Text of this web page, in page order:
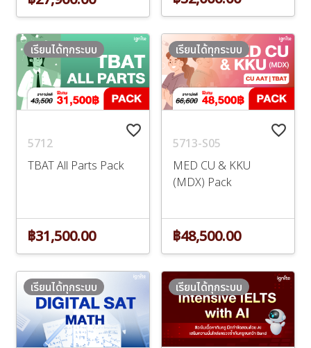
favorite_border
5712
TBAT All Parts Pack
เรียนได้ทุกระบบ
฿31,500.00
favorite_border
5713-S05
MED CU & KKU
(MDX) Pack
เรียนได้ทุกระบบ
฿48,500.00
เรียนได้ทุกระบบ เรียนได้ทุกระบบ